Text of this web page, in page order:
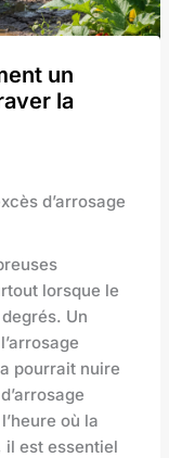
un
la
d’arrosage
lorsque le
Un
pourrait nuire
où la
il est essentiel